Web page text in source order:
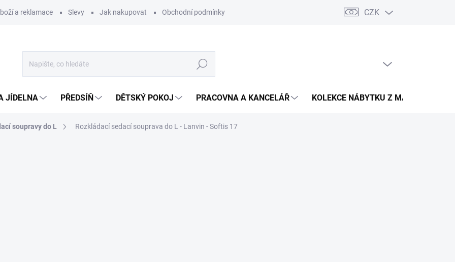
a reklamace Slevy Jak nakupovat Obchodní podmínky Podmínky ochrany osobních údajů Pojištění zásilky
CZK
Hledat
JÍDELNA PŘEDSÍŇ DĚTSKÝ POKOJ PRACOVNA A KANCELÁŘ KOLEKCE NÁBYTKU Z MASIVU
soupravy do L Rozkládací sedací souprava do L - Lanvin - Softis 17